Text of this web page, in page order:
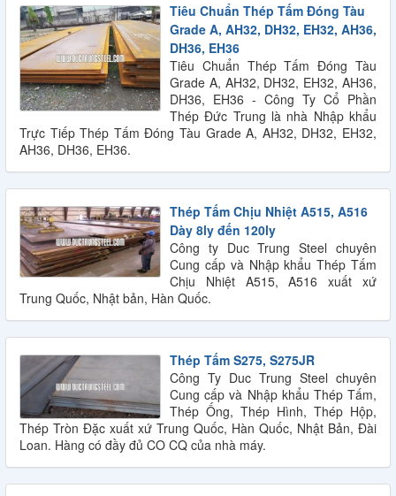
Tiêu Chuẩn Thép Tấm Đóng Tàu
Grade A, AH32, DH32, EH32, AH36,
DH36, EH36
Tiêu Chuẩn Thép Tấm Đóng Tàu
Grade A, AH32, DH32, EH32, AH36,
DH36, EH36 - Công Ty Cổ Phần
Thép Đức Trung là nhà Nhập khẩu
Trực Tiếp Thép Tấm Đóng Tàu Grade A, AH32, DH32, EH32,
AH36, DH36, EH36.
Thép Tấm Chịu Nhiệt A515, A516
Dày 8ly đến 120ly
Công ty Duc Trung Steel chuyên
Cung cấp và Nhập khẩu Thép Tấm
Chịu Nhiệt A515, A516 xuất xứ
Trung Quốc, Nhật bản, Hàn Quốc.
Thép Tấm S275, S275JR
Công Ty Duc Trung Steel chuyên
Cung cấp và Nhập khẩu Thép Tấm,
Thép Ống, Thép Hình, Thép Hộp,
Thép Tròn Đặc xuất xứ Trung Quốc, Hàn Quốc, Nhật Bản, Đài
Loan. Hàng có đầy đủ CO CQ của nhà máy.